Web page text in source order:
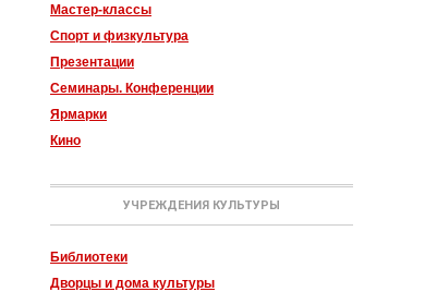
Мастер-классы
Спорт и физкультура
Презентации
Семинары. Конференции
Ярмарки
Кино
УЧРЕЖДЕНИЯ КУЛЬТУРЫ
Библиотеки
Дворцы и дома культуры